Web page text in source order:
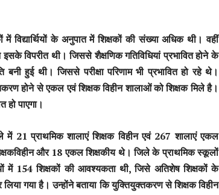
विद्यार्थियों के अनुपात में शिक्षकों की संख्या अधिक थी। वहीं
विपरीत थी। जिससे शैक्षणिक गतिविधियां प्रभावित होने के
हुई थी। जिससे परीक्षा परिणाम भी प्रभावित हो रहे थे।
होने से एकल एवं शिक्षक विहीन शालाओं को शिक्षक मिले है।
पाएगा।
में 21 प्राथमिक शालाएं शिक्षक विहीन एवं 267 शालाएं एकल
और 18 एकल शिक्षकीय थे। जिले के प्राथमिक स्कूलों
में 154 शिक्षकों की आवश्यकता थी, जिसे अतिशेष शिक्षकों के
गया है। उन्होंने बताया कि युक्तियुक्तकरण से शिक्षक विहीन